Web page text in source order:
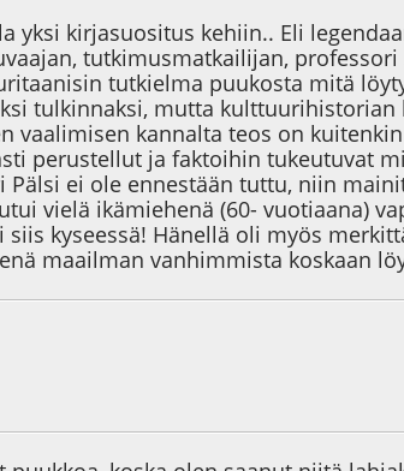
yksi kirjasuositus kehiin.. Eli
tutkimusmatkailijan,
tutkielma puukosta mitä
tulkinnaksi, mutta kulttuurihistorian
vaalimisen kannalta teos on
perustellut ja faktoihin tukeutuvat
Pälsi ei ole ennestään tuttu, niin
vielä ikämiehenä (60- vuotiaana)
kyseessä! Hänellä oli myös
maailman vanhimmista koskaan